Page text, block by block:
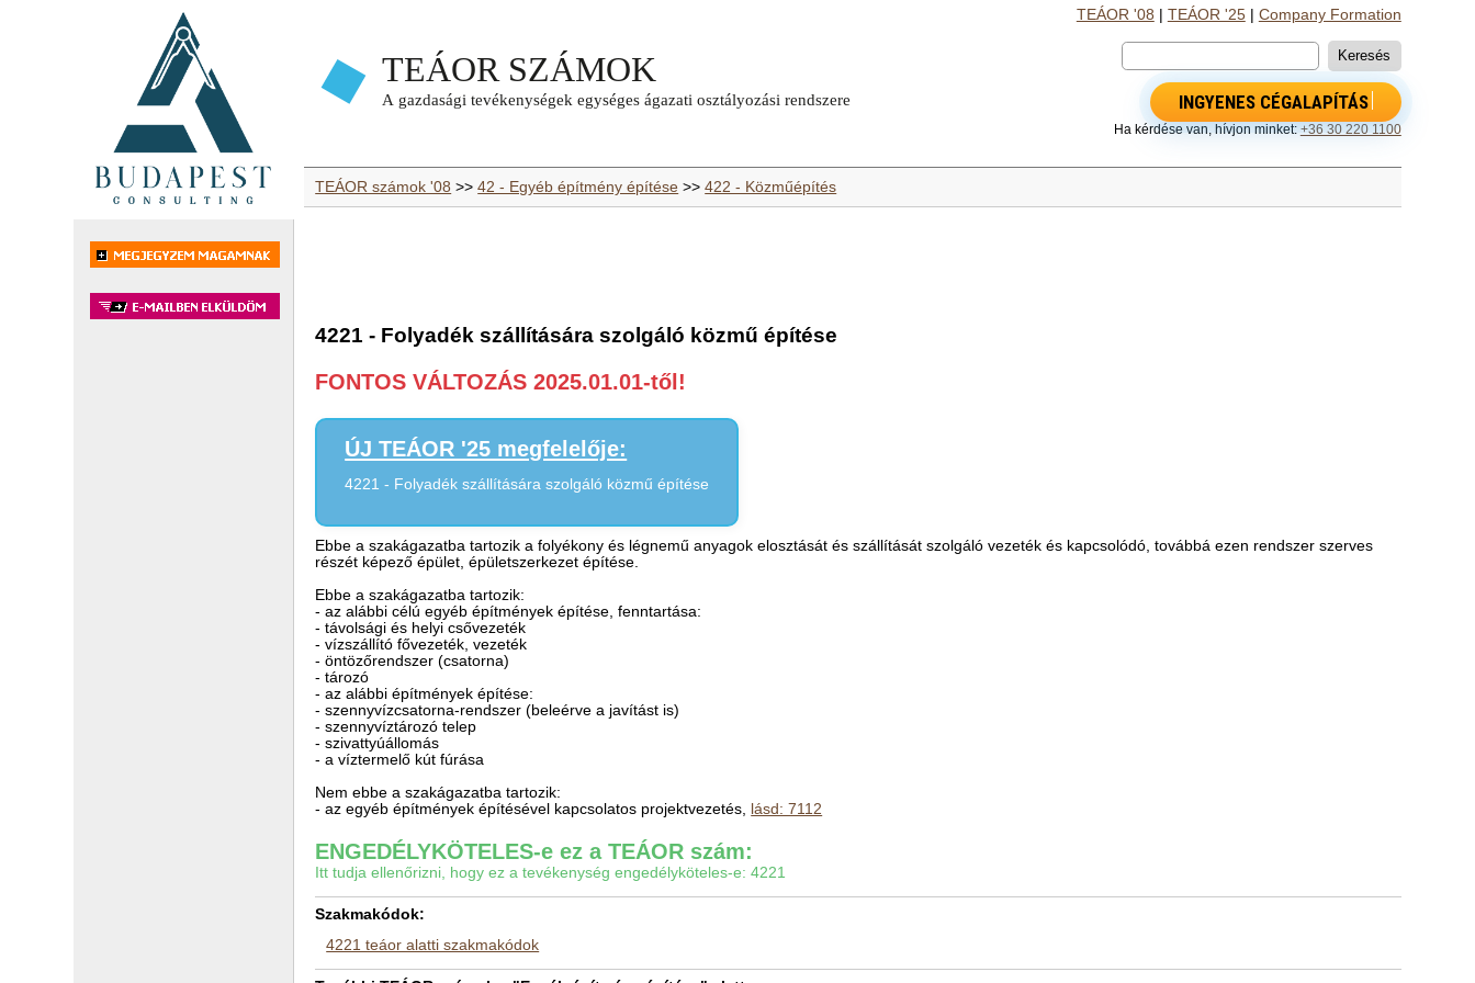
TEÁOR '08 TEÁOR '25| Company Formation
INGYENES CÉGALAPÍTÁS
Ha kérdése van, hívjon minket: +36 30 220 1100
TEÁOR számok '08 >>42 - Egyéb építmény építése >>422 - Közműépítés
4221 - Folyadék szállítására szolgáló közmű építése
FONTOS VÁLTOZÁS 2025.01.01-től!
ÚJ TEÁOR '25 megfelelője:
4221 - Folyadék szállítására szolgáló közmű építése
Ebbe a szakágazatba tartozik a folyékony és légnemű anyagok elosztását és szállítását szolgáló vezeték és kapcsolódó, továbbá ezen rendszer szerves
részét képező épület, épületszerkezet építése.
Ebbe a szakágazatba tartozik:
- az alábbi célú egyéb építmények építése, fenntartása:
- távolsági és helyi csővezeték
- vízszállító fővezeték, vezeték
- öntözőrendszer (csatorna)
- tározó
- az alábbi építmények építése:
- szennyvízcsatorna-rendszer (beleérve a javítást is)
- szennyvíztározó telep
- szivattyúállomás
- a víztermelő kút fúrása
Nem ebbe a szakágazatba tartozik:
- az egyéb építmények építésével kapcsolatos projektvezetés, lásd: 7112
ENGEDÉLYKÖTELES-e ez a TEÁOR szám:
Itt tudja ellenőrizni, hogy ez a tevékenység engedélyköteles-e: 4221
Szakmakódok:
4221 teáor alatti szakmakódok